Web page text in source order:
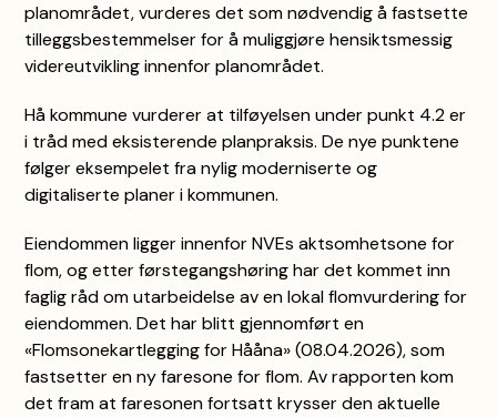
planområdet, vurderes det som nødvendig å fastsette
tilleggsbestemmelser for å muliggjøre hensiktsmessig
videreutvikling innenfor planområdet.
Hå kommune vurderer at tilføyelsen under punkt 4.2 er
i tråd med eksisterende planpraksis. De nye punktene
følger eksempelet fra nylig moderniserte og
digitaliserte planer i kommunen.
Eiendommen ligger innenfor NVEs aktsomhetsone for
flom, og etter førstegangshøring har det kommet inn
faglig råd om utarbeidelse av en lokal flomvurdering for
eiendommen. Det har blitt gjennomført en
«Flomsonekartlegging for Hååna» (08.04.2026), som
fastsetter en ny faresone for flom. Av rapporten kom
det fram at faresonen fortsatt krysser den aktuelle